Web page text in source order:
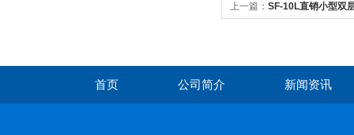
上一篇： SF-10L直销小型双
首页 公司简介 新闻资讯